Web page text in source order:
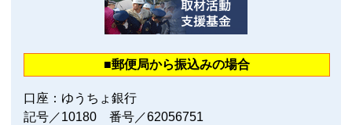
■郵便局から振込みの場合
口座：ゆうちょ銀行
記号／10180 番号／62056751